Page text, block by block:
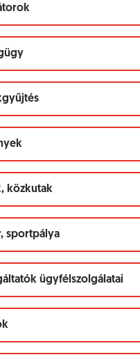
közkutak
sportpálya
ügyfélszolgálatai